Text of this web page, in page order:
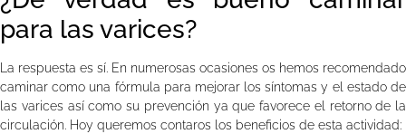
para las varices?
La respuesta es sí. En numerosas ocasiones os hemos recomendado
caminar como una fórmula para mejorar los síntomas y el estado de
las varices así como su prevención ya que favorece el retorno de la
circulación. Hoy queremos contaros los beneficios de esta actividad: